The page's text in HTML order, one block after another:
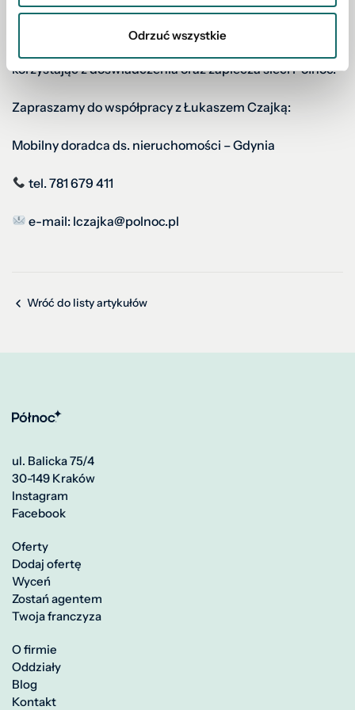
Odrzuć wszystkie
sprzedaży, zakupu i poszukiwania nieruchomości,
korzystając z doświadczenia oraz zaplecza sieci Północ.
Zapraszamy do współpracy z Łukaszem Czajką:
Mobilny doradca ds. nieruchomości – Gdynia
tel. 781 679 411
e-mail: lczajka@polnoc.pl
Wróć do listy artykułów
ul. Balicka 75/4
30-149 Kraków
Instagram
Facebook
Oferty
Dodaj ofertę
Wyceń
Zostań agentem
Twoja franczyza
O firmie
Oddziały
Blog
Kontakt